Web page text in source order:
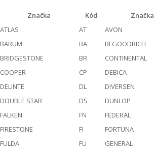
Značka Kód Značka
ATLAS
AT AVON
BARUM
BA BFGOODRICH
BRIDGESTONE
BR CONTINENTAL
COOPER
CP DEBICA
DELINTE
DL DIVERSEN
DOUBLE STAR
DS DUNLOP
FALKEN
FN FEDERAL
FIRESTONE
FI FORTUNA
FULDA
FU GENERAL